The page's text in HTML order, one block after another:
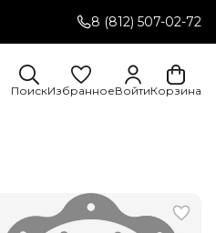
8 (812) 507-02-72
ПоискИзбранноеВойтиКорзина